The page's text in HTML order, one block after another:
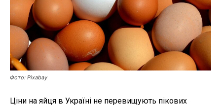
ФОП
Курс валют
Ми в соц. мережах
Фото: Pixabay
Ціни на яйця в Україні не перевищують пікових